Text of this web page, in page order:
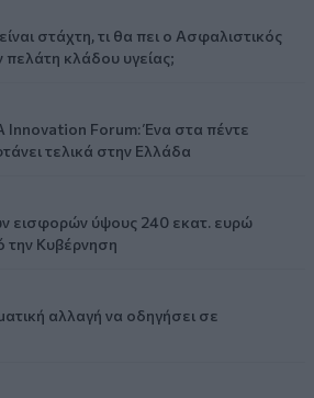
στάχτη, τι θα πει ο Ασφαλιστικός
κλάδου υγείας;
Innovation Forum: Ένα στα πέντε
τελικά στην Ελλάδα
εισφορών ύψους 240 εκατ. ευρώ
την Κυβέρνηση
αλλαγή να οδηγήσει σε